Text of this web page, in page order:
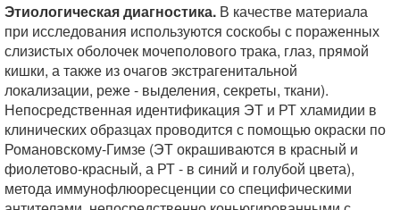
Этиологическая диагностика. В качестве материала
при исследования используются соскобы с пораженных
слизистых оболочек мочеполового трака, глаз, прямой
кишки, а также из очагов экстрагенитальной
локализации, реже - выделения, секреты, ткани).
Непосредственная идентификация ЭТ и РТ хламидии в
клинических образцах проводится с помощью окраски по
Романовскому-Гимзе (ЭТ окрашиваются в красный и
фиолетово-красный, а РТ - в синий и голубой цвета),
метода иммунофлюоресценции со специфическими